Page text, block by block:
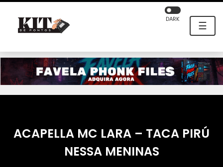
☰
DARK
ACAPELLA MC LARA – TACA PIRÚ
NESSA MENINAS